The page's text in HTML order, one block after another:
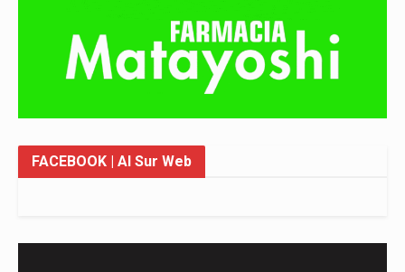
FACEBOOK | Al Sur Web